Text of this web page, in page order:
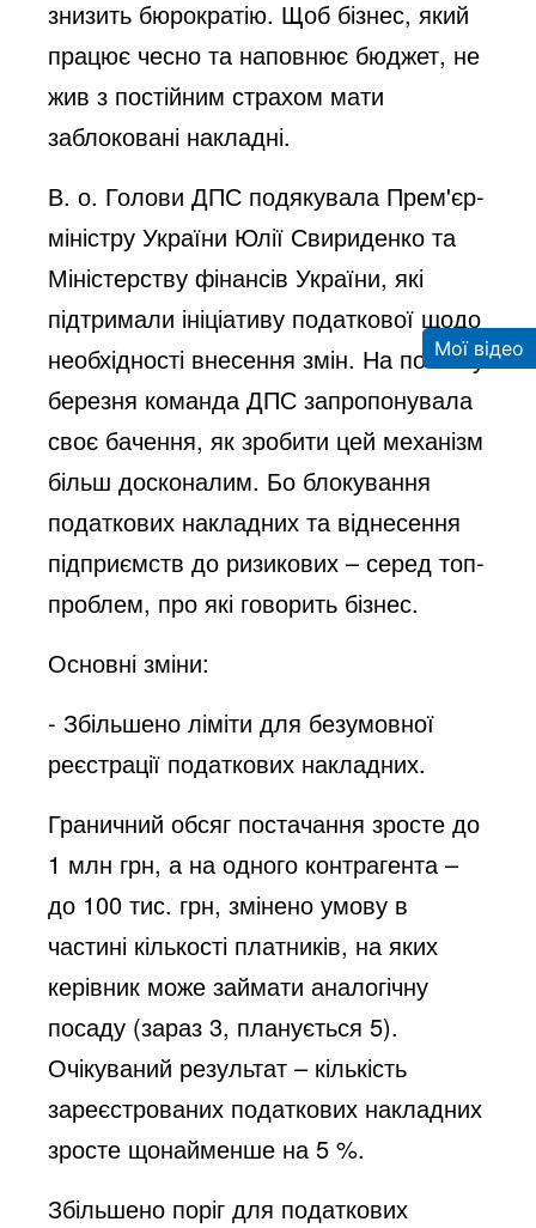
знизить бюрократію. Щоб бізнес, який
працює чесно та наповнює бюджет, не
жив з постійним страхом мати
заблоковані накладні.
В. о. Голови ДПС подякувала Прем'єр-
міністру України Юлії Свириденко та
Міністерству фінансів України, які
підтримали ініціативу податкової щодо
необхідності внесення змін. На початку
березня команда ДПС запропонувала
своє бачення, як зробити цей механізм
більш досконалим. Бо блокування
податкових накладних та віднесення
підприємств до ризикових – серед топ-
проблем, про які говорить бізнес.
Основні зміни:
- Збільшено ліміти для безумовної
реєстрації податкових накладних.
Граничний обсяг постачання зросте до
1 млн грн, а на одного контрагента –
до 100 тис. грн, змінено умову в
частині кількості платників, на яких
керівник може займати аналогічну
посаду (зараз 3, планується 5).
Очікуваний результат – кількість
зареєстрованих податкових накладних
зросте щонайменше на 5 %.
Збільшено поріг для податкових
Мої відео